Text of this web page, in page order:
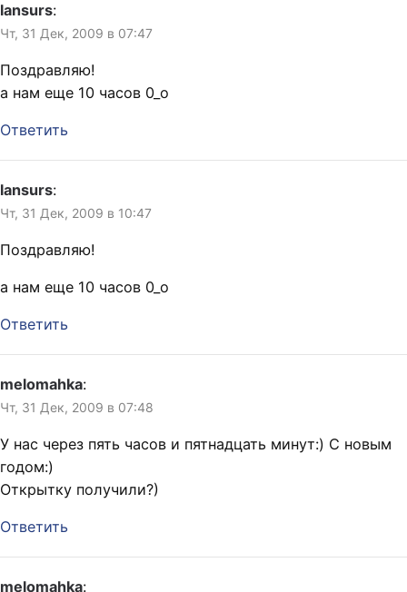
lansurs:
Чт, 31 Дек, 2009 в 07:47
Поздравляю!
а нам еще 10 часов 0_о
Ответить
lansurs:
Чт, 31 Дек, 2009 в 10:47
Поздравляю!
а нам еще 10 часов 0_о
Ответить
melomahka:
Чт, 31 Дек, 2009 в 07:48
У нас через пять часов и пятнадцать минут:) С новым
годом:)
Открытку получили?)
Ответить
melomahka: